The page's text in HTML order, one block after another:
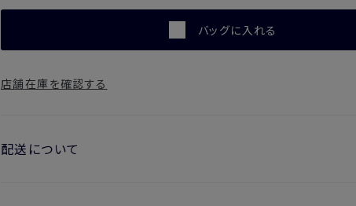
バッグに入れる
店舗在庫を確認する
配送について